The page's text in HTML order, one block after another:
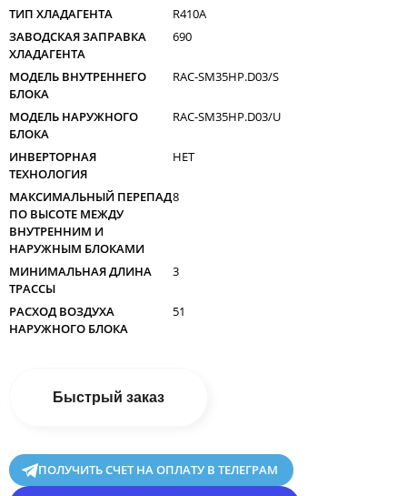
ТИП ХЛАДАГЕНТА
R410A
ЗАВОДСКАЯ ЗАПРАВКА
ХЛАДАГЕНТА
690
МОДЕЛЬ ВНУТРЕННЕГО
БЛОКА
RAC-SM35HP.D03/S
МОДЕЛЬ НАРУЖНОГО
БЛОКА
RAC-SM35HP.D03/U
ИНВЕРТОРНАЯ
ТЕХНОЛОГИЯ
НЕТ
МАКСИМАЛЬНЫЙ ПЕРЕПАД
ПО ВЫСОТЕ МЕЖДУ
ВНУТРЕННИМ И
НАРУЖНЫМ БЛОКАМИ
8
МИНИМАЛЬНАЯ ДЛИНА
ТРАССЫ
3
РАСХОД ВОЗДУХА
НАРУЖНОГО БЛОКА
51
Быстрый заказ
ПОЛУЧИТЬ СЧЕТ НА ОПЛАТУ В ТЕЛЕГРАМ